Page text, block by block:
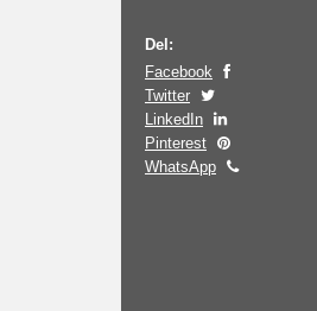
Del:
Facebook
Twitter
LinkedIn
Pinterest
WhatsApp